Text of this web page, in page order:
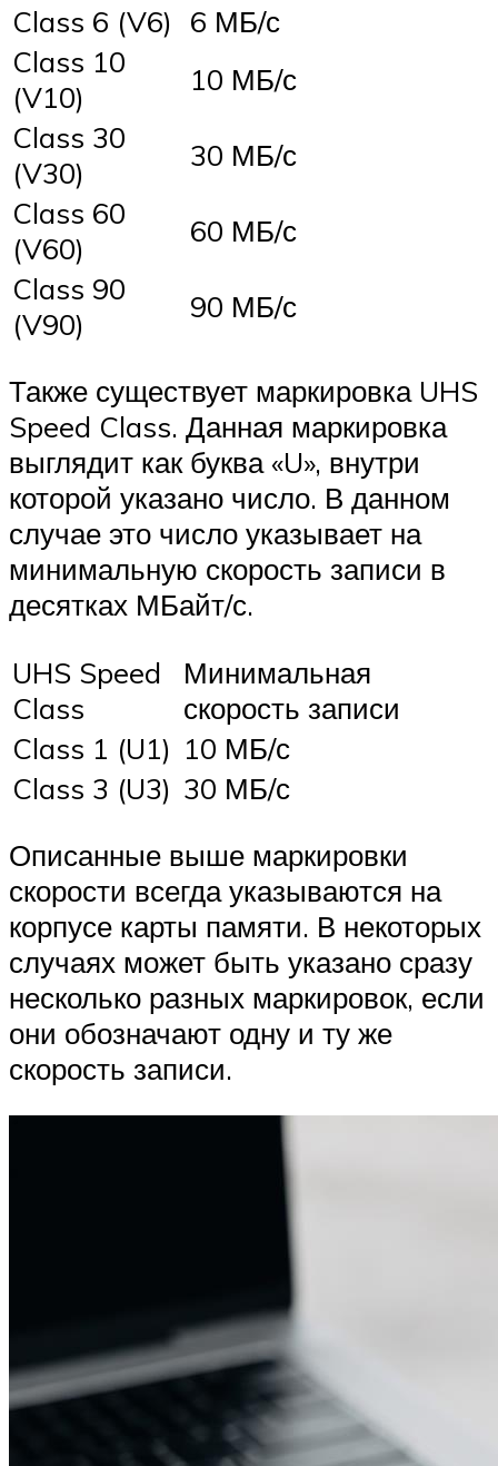
Class 6 (V6)
6 МБ/с
Class 10
(V10)
10 МБ/с
Class 30
(V30)
30 МБ/с
Class 60
(V60)
60 МБ/с
Class 90
(V90)
90 МБ/с
Также существует маркировка UHS
Speed Class. Данная маркировка
выглядит как буква «U», внутри
которой указано число. В данном
случае это число указывает на
минимальную скорость записи в
десятках МБайт/с.
UHS Speed
Class
Минимальная
скорость записи
Class 1 (U1) 10 МБ/с
Class 3 (U3) 30 МБ/с
Описанные выше маркировки
скорости всегда указываются на
корпусе карты памяти. В некоторых
случаях может быть указано сразу
несколько разных маркировок, если
они обозначают одну и ту же
скорость записи.